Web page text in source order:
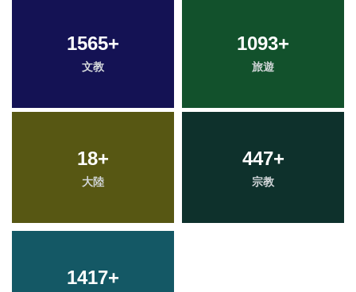
1565+
文教
1093+
旅遊
18+
大陸
447+
宗教
1417+